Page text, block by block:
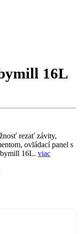
16L
rezať závity,
ovládací panel s
16L. viac